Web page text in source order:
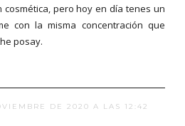
pero hoy en día tenes un
con la misma concentración que
posay.
DE 2020 A LAS 12:42